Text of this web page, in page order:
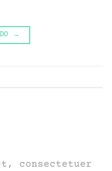
→
consectetuer